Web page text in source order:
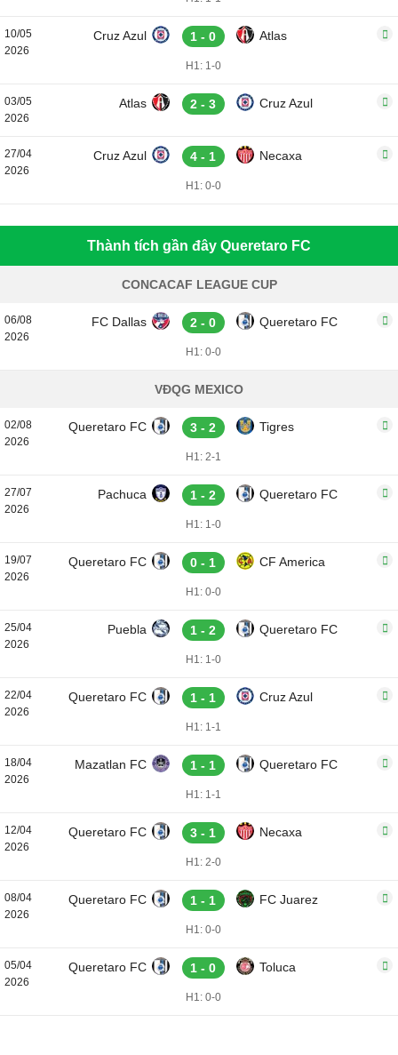
10/05
2026
Cruz Azul 1 - 0 Atlas
H1: 1-0
03/05
2026
Atlas 2 - 3 Cruz Azul
27/04
2026
Cruz Azul 4 - 1 Necaxa
H1: 0-0
Thành tích gần đây Queretaro FC
CONCACAF LEAGUE CUP
06/08
2026
FC Dallas 2 - 0 Queretaro FC
H1: 0-0
VĐQG MEXICO
02/08
2026
Queretaro FC 3 - 2 Tigres
H1: 2-1
27/07
2026
Pachuca 1 - 2 Queretaro FC
H1: 1-0
19/07
2026
Queretaro FC 0 - 1 CF America
H1: 0-0
25/04
2026
Puebla 1 - 2 Queretaro FC
H1: 1-0
22/04
2026
Queretaro FC 1 - 1 Cruz Azul
H1: 1-1
18/04
2026
Mazatlan FC 1 - 1 Queretaro FC
H1: 1-1
12/04
2026
Queretaro FC 3 - 1 Necaxa
H1: 2-0
08/04
2026
Queretaro FC 1 - 1 FC Juarez
H1: 0-0
05/04
2026
Queretaro FC 1 - 0 Toluca
H1: 0-0